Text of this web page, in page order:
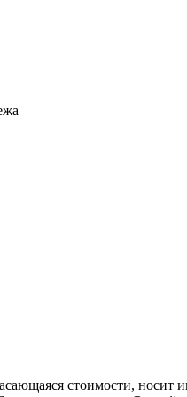
стоимости,